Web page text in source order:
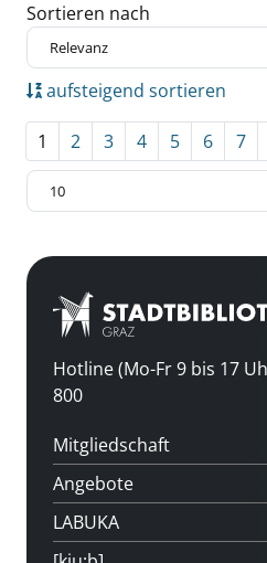
Zu den Suchfiltern springen
Sortieren nach
aufsteigend sortieren
1 2 3 4 5 6 7
Hotline (Mo-Fr 9 bis 17
800
Mitgliedschaft
Angebote
LABUKA